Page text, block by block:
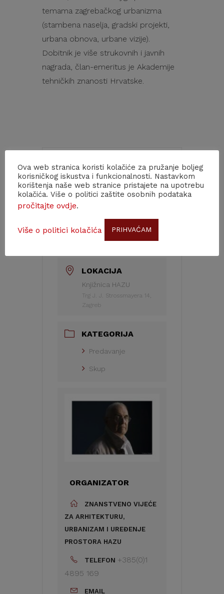
temama zagrebačkog urbanizma
(stambena naselja, gradski projekti,
urbana obnova, urbane vizije).
Dobitnik je više strukovnih i javnih
nagrada, član-emeritus je Akademije
tehničkih znanosti Hrvatske.
DATUM
27. siječnja, 2026
Isteklo!
VRIJEME
LOKACIJA
Knjižnica HAZU
Trg J. J. Strossmayera 14,
Zagreb
KATEGORIJA
Predavanje
Skup
ORGANIZATOR
ZNANSTVENO VIJEĆE
ZA ARHITEKTURU,
URBANIZAM I UREĐENJE
PROSTORA HAZU
TELEFON +385(0)1
4895 169
EMAIL
Ova web stranica koristi kolačiće za pružanje boljeg
korisničkog iskustva i funkcionalnosti. Nastavkom
korištenja naše web stranice pristajete na upotrebu
kolačića. Više o politici zaštite osobnih podataka
pročitajte ovdje.
Više o politici kolačića PRIHVAĆAM